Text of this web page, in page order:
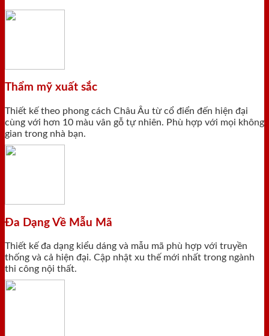
Thẩm mỹ xuất sắc
Thiết kế theo phong cách Châu Âu từ cổ điển đến hiện đại
cùng với hơn 10 màu vân gỗ tự nhiên. Phù hợp với mọi không
gian trong nhà bạn.
Đa Dạng Về Mẫu Mã
Thiết kế đa dạng kiểu dáng và mẫu mã phù hợp với truyền
thống và cả hiện đại. Cập nhật xu thế mới nhất trong ngành
thi công nội thất.